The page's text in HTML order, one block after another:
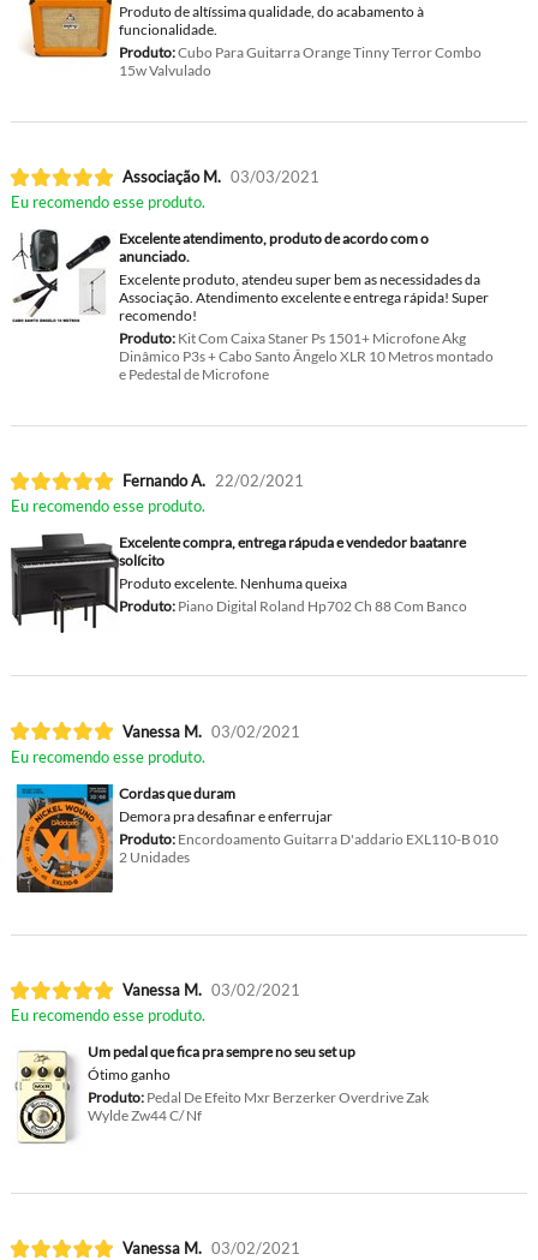
Produto de altíssima qualidade, do acabamento à
funcionalidade.
Produto:Cubo Para Guitarra Orange Tinny Terror Combo
15w Valvulado
Associação M. 03/03/2021
Eu recomendo esse produto.
Excelente atendimento, produto de acordo com o
anunciado.
Excelente produto, atendeu super bem as necessidades da
Associação. Atendimento excelente e entrega rápida! Super
recomendo!
Produto:Kit Com Caixa Staner Ps 1501+ Microfone Akg
Dinâmico P3s + Cabo Santo Ângelo XLR 10 Metros montado
e Pedestal de Microfone
Fernando A. 22/02/2021
Eu recomendo esse produto.
Excelente compra, entrega rápuda e vendedor baatanre
solícito
Produto excelente. Nenhuma queixa
Produto:Piano Digital Roland Hp702 Ch 88 Com Banco
Vanessa M. 03/02/2021
Eu recomendo esse produto.
Cordas que duram
Demora pra desafinar e enferrujar
Produto:Encordoamento Guitarra D'addario EXL110-B 010
2 Unidades
Vanessa M. 03/02/2021
Eu recomendo esse produto.
Um pedal que fica pra sempre no seu set up
Ótimo ganho
Produto:Pedal De Efeito Mxr Berzerker Overdrive Zak
Wylde Zw44 C/ Nf
Vanessa M. 03/02/2021